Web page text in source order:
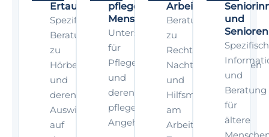
Ertaubung
Spezifische
Beratung
zu
Hörbehinderungen
und
deren
Auswirkungen
auf
pflegebedürftige
Menschen
Unterstützung
für
Pflegebedürftige
und
deren
pflegende
Angehörige.
Arbeitsleben
Beratung
zu
Rechten,
Nachteilsausgleichen
und
Hilfsmitteln
am
Arbeitsplatz.
und
Senioren
und
Beratung
für
ältere